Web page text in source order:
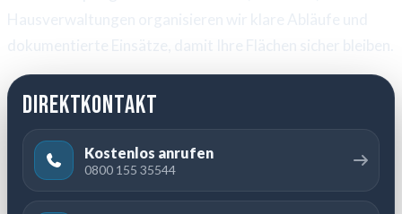
dokumentierte Einsätze, damit Ihre Flächen sicher bleiben.
Direktkontakt
Kostenlos anrufen
0800 155 35544